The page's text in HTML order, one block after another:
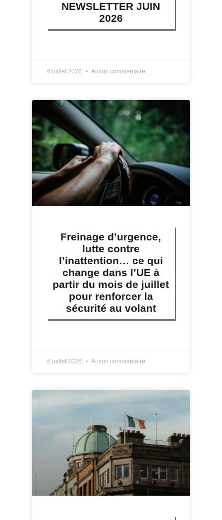
NEWSLETTER JUIN
2026
6 juillet 2026 Aucun commentaire
Freinage d’urgence,
lutte contre
l’inattention… ce qui
change dans l’UE à
partir du mois de juillet
pour renforcer la
sécurité au volant
6 juillet 2026 Aucun commentaire